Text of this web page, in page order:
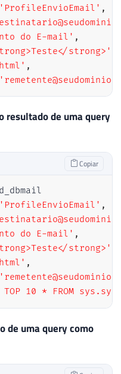
'ProfileEnvioEmail' ,
do E-mail' ,
strong>'
,
resultado de uma query
Copiar
'ProfileEnvioEmail' ,
do E-mail' ,
strong>'
,
TOP 10 * FROM
de uma query como